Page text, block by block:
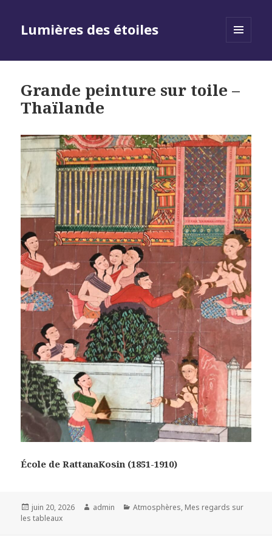
Lumières des étoiles
Grande peinture sur toile –
Thaïlande
École de RattanaKosin (1851-1910)
Posted
on
juin 20, 2026 Author
admin Categories
Atmosphères, Mes regards sur
les tableaux